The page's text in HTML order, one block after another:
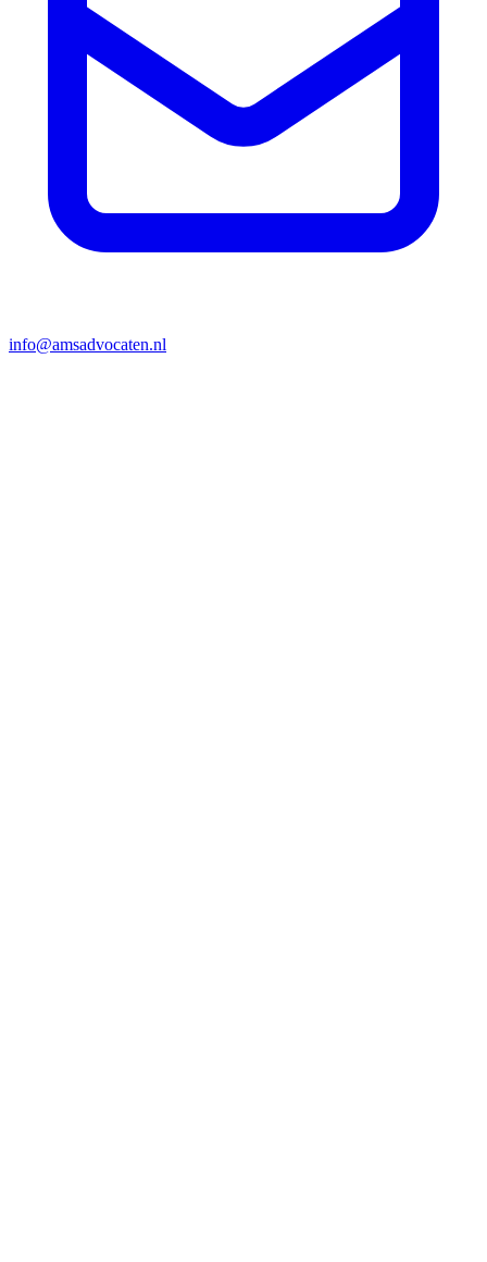
info@amsadvocaten.nl